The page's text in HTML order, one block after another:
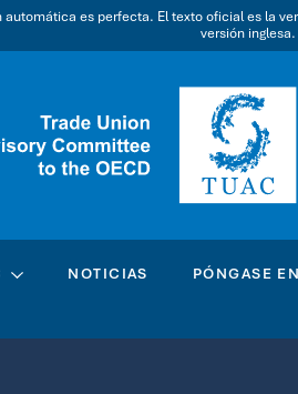
es perfecta. El texto oficial es la
versión inglesa.
NOTICIAS PÓNGASE